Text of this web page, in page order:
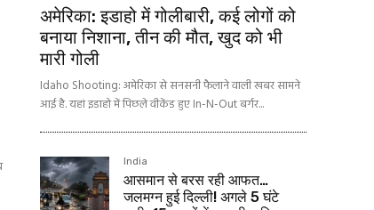
अमेरिका: इडाहो में गोलीबारी, कई लोगों को
बनाया निशाना, तीन की मौत, खुद को भी
मारी गोली
Idaho Shooting: अमेरिका से सनसनी फैलाने वाली खबर सामने
आई है. यहां इडाहो में पिछले वीकेंड हुए In-N-Out बर्गर...
India
आसमान से बरस रही आफत…
जलमग्न हुई दिल्ली! अगले 5 घंटे